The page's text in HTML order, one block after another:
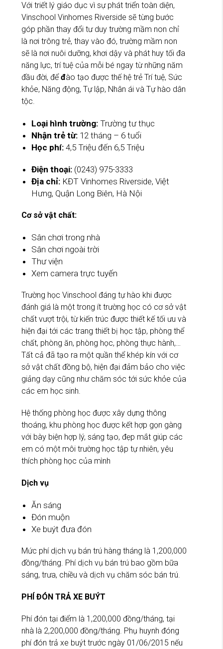
Với triết lý giáo dục vì sự phát triển toàn diện,
Vinschool Vinhomes Riverside sẽ từng bước
góp phần thay đổi tư duy trường mầm non chỉ
là nơi trông trẻ, thay vào đó, trường mầm non
sẽ là nơi nuôi dưỡng, khơi dậy và phát huy tối đa
năng lực, trí tuệ của mỗi bé ngay từ những năm
đầu đời, đểđào tạo được thế hệ trẻ Trí tuệ, Sức
khỏe, Năng động, Tự lập, Nhân ái và Tự hào dân
tộc.
Loại hình trường: Trường tư thục
Nhận trẻ từ: 12 tháng – 6 tuổi
Học phí: 4,5 Triệu đến 6,5 Triệu
Điện thoại: (0243) 975-3333
Địa chỉ: KĐT Vinhomes Riverside, Việt
Hưng, Quận Long Biên, Hà Nội
Cơ sở vật chất:
Sân chơi trong nhà
Sân chơi ngoài trời
Thư viện
Xem camera trực tuyến
Trường học Vinschool đáng tự hào khi được
đánh giá là một trong ít trường học có cơ sở vật
chất vượt trội, từ kiến trúc được thiết kế tối ưu và
hiện đại tới các trang thiết bị học tập, phòng thể
chất, phòng ăn, phòng học, phòng thực hành,…
Tất cả đã tạo ra một quần thể khép kín với cơ
sở vật chất đồng bộ, hiện đại đảm bảo cho việc
giảng dạy cũng như chăm sóc tới sức khỏe của
các em học sinh.
Hệ thống phòng học được xây dựng thông
thoáng, khu phòng học được kết hợp gọn gàng
với bày biện hợp lý, sáng tạo, đẹp mắt giúp các
em có một môi trường học tập tự nhiên, yêu
thích phòng học của mình
Dịch vụ
Ăn sáng
Đón muộn
Xe buýt đưa đón
Mức phí dịch vụ bán trú hàng tháng là 1,200,000
đồng/tháng. Phí dịch vụ bán trú bao gồm bữa
sáng, trưa, chiều và dịch vụ chăm sóc bán trú.
PHÍ ĐÓN TRẢ XE BUÝT
Phí đón tại điểm là 1,200,000 đồng/tháng, tại
nhà là 2,200,000 đồng/tháng. Phụ huynh đóng
phí đón trả xe buýt trước ngày 01/06/2015 nếu